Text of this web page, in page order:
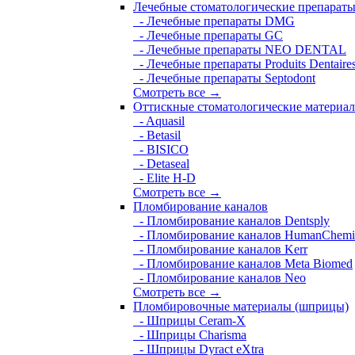
Лечебные стоматологические препараты
- Лечебные препараты DMG
- Лечебные препараты GC
- Лечебные препараты NEO DENTAL
- Лечебные препараты Produits
- Лечебные препараты Septodont
Смотреть все →
Оттискные стоматологические
- Aquasil
- Betasil
- BISICO
- Detaseal
- Elite H-D
Смотреть все →
Пломбирование каналов
- Пломбирование каналов Dentsply
- Пломбирование каналов
- Пломбирование каналов Kerr
- Пломбирование каналов Meta Biomed
- Пломбирование каналов Neo
Смотреть все →
Пломбировочные материалы (шприцы)
- Шприцы Ceram-X
- Шприцы Charisma
- Шприцы Dyract eXtra